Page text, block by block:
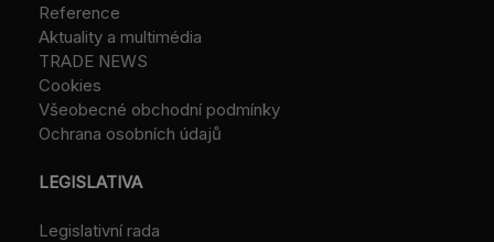
Reference
Aktuality a multimédia
TRADE NEWS
Cookies
Všeobecné obchodní podmínky
Ochrana osobních údajů
LEGISLATIVA
Legislativní rada